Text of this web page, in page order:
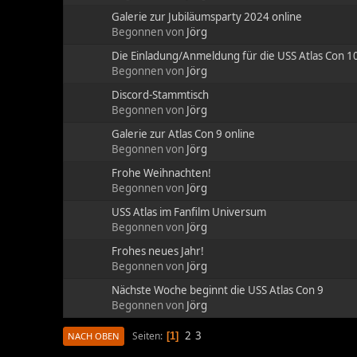
Galerie zur Jubiläumsparty 2024 online
Begonnen von Jörg
Die Einladung/Anmeldung für die USS Atlas Con
Begonnen von Jörg
Discord-Stammtisch
Begonnen von Jörg
Galerie zur Atlas Con 9 online
Begonnen von Jörg
Frohe Weihnachten!
Begonnen von Jörg
USS Atlas im Fanfilm Universum
Begonnen von Jörg
Frohes neues Jahr!
Begonnen von Jörg
Nächste Woche beginnt die USS Atlas Con 9
Begonnen von Jörg
NACH OBEN Seiten 1 2 3